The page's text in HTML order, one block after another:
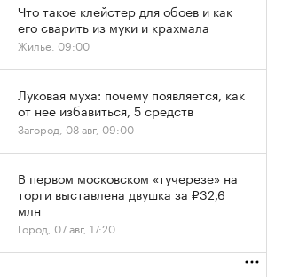
Что такое клейстер для обоев и как
его сварить из муки и крахмала
Жилье, 09:00
Луковая муха: почему появляется, как
от нее избавиться, 5 средств
Загород, 08 авг, 09:00
В первом московском «тучерезе» на
торги выставлена двушка за ₽32,6
млн
Город, 07 авг, 17:20